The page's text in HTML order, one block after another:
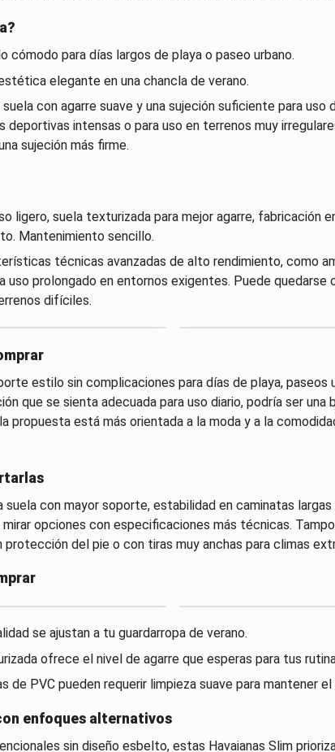
cómodo para días largos de playa o paseo urbano.
elegante en una chancla de verano.
suela con agarre suave y una sujeción suficiente para uso
deportivas intensas o para uso en terrenos muy
sujeción más firme.
ligero, suela texturizada para mejor agarre, fabricación
Mantenimiento sencillo.
técnicas avanzadas de alto rendimiento, como
prolongado en entornos exigentes. Puede quedarse
difíciles.
estilo sin complicaciones para días de playa, paseos
que se sienta adecuada para uso diario, podría ser una
propuesta está más orientada a la moda y a la
suela con mayor soporte, estabilidad en caminatas
opciones con especificaciones más técnicas.
protección del pie o con tiras muy anchas para climas
se ajustan a tu guardarropa de verano.
ofrece el nivel de agarre que esperas para tus
de PVC pueden requerir limpieza suave para mantener
enfoques alternativos
sin diseño esbelto, estas Havaianas Slim